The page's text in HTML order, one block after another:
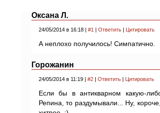
Оксана Л.
24/05/2014 в 16:18 | #1 | Ответить | Цитировать
А неплохо получилось! Симпатично.
Горожанин
24/05/2014 в 11:19 | #2 | Ответить | Цитировать
Если бы в антикварном какую-
Репина, то раздумывали... Ну,